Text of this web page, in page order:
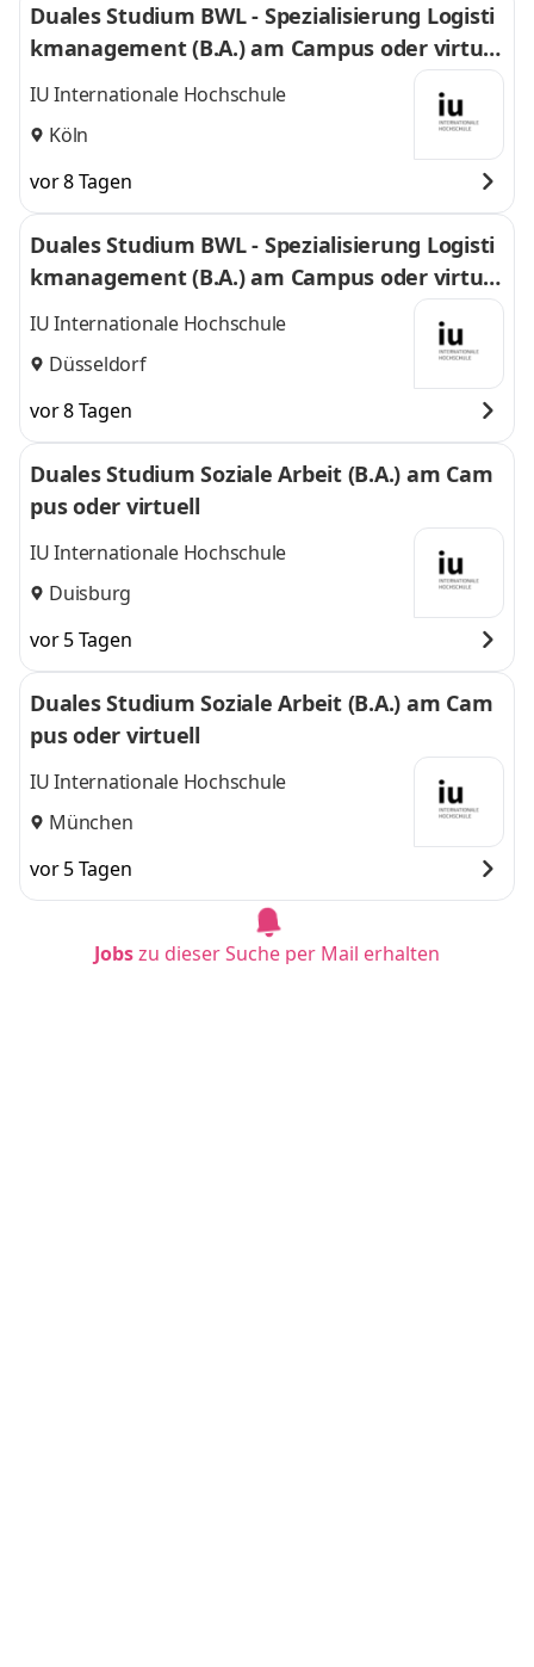
Duales Studium BWL - Spezialisierung Logisti
kmanagement (B.A.) am Campus oder virtuel
l
IU Internationale Hochschule
Köln
vor 8 Tagen
Duales Studium BWL - Spezialisierung Logisti
kmanagement (B.A.) am Campus oder virtuel
l
IU Internationale Hochschule
Düsseldorf
vor 8 Tagen
Duales Studium Soziale Arbeit (B.A.) am Cam
pus oder virtuell
IU Internationale Hochschule
Duisburg
vor 5 Tagen
Duales Studium Soziale Arbeit (B.A.) am Cam
pus oder virtuell
IU Internationale Hochschule
München
vor 5 Tagen
Jobszu dieser Suche per Mail erhalten